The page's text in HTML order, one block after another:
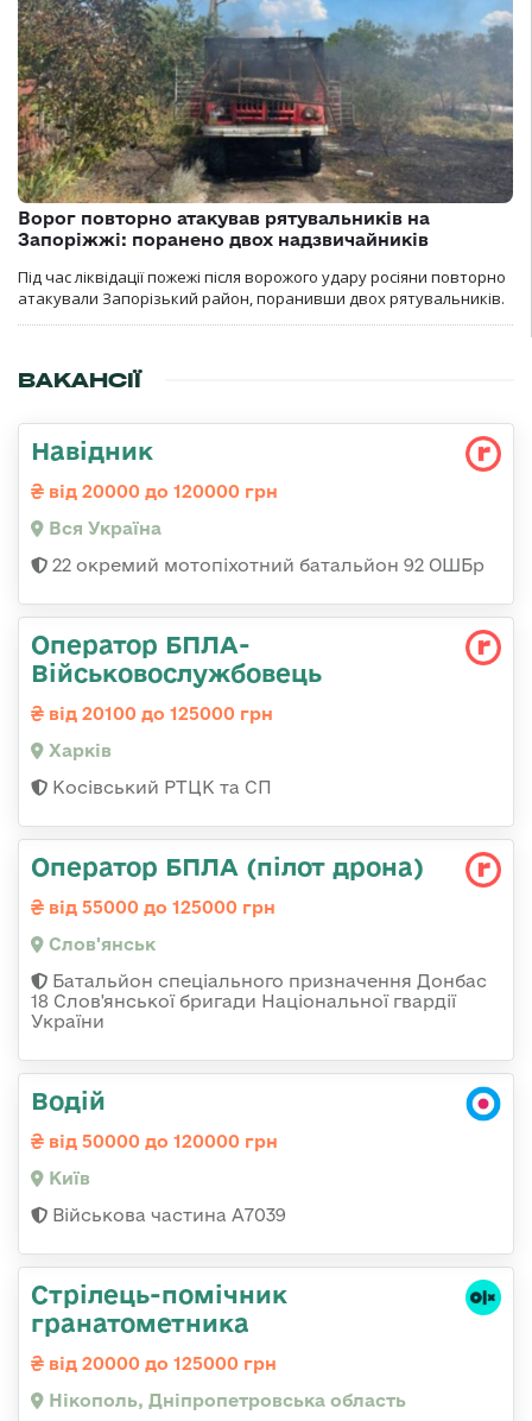
Ворог повторно атакував рятувальників на
Запоріжжі: поранено двох надзвичайників
Під час ліквідації пожежі після ворожого удару росіяни повторно
атакували Запорізький район, поранивши двох рятувальників.
ВАКАНСІЇ
Навідник
від 20000 до 120000 грн
Вся Україна
22 окремий мотопіхотний батальйон 92 ОШБр
Оператор БПЛА-
Військовослужбовець
від 20100 до 125000 грн
Харків
Косівський РТЦК та СП
Оператор БПЛА (пілот дрона)
від 55000 до 125000 грн
Слов'янськ
Батальйон спеціального призначення Донбас
18 Слов'янської бригади Національної гвардії
України
Водій
від 50000 до 120000 грн
Київ
Військова частина А7039
Стрілець-помічник
гранатометника
від 20000 до 125000 грн
Нікополь, Дніпропетровська область